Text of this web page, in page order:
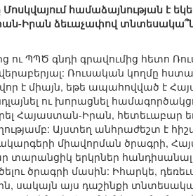
համաձայնության է
Իրան ձեւաչափով
ու ՊՊԾ գնդի գրավումից հետո
Ռուսական կողմը
է միայն, եթե ապահովված է
ու խորացնել
Հայաստան-Իրան,
Այստեղ անհրաժեշտ է
միավորման ծրագրի,
երկրներ
ծրագրի մասին: Իհարկե,
սակայն այս դաշինքի